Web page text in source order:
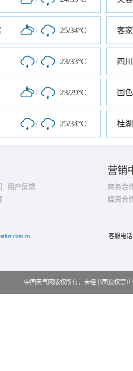
/ 25/34°C 客
/ 23/33°C 四
/ 23/29°C 国
/ 25/34°C 桂
用户反馈
营销
商务合
媒资合
客服电
中国天气网版权所有，未经书面授权